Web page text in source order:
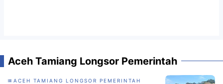
Aceh Tamiang Longsor Pemerintah
ACEH TAMIANG LONGSOR PEMERINTAH